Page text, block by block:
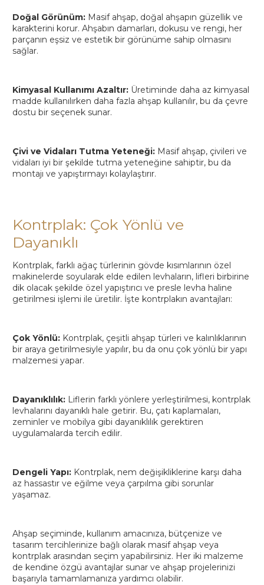
Doğal Görünüm: Masif ahşap, doğal ahşapın güzellik ve
karakterini korur. Ahşabın damarları, dokusu ve rengi, her
parçanın eşsiz ve estetik bir görünüme sahip olmasını
sağlar.
Kimyasal Kullanımı Azaltır: Üretiminde daha az kimyasal
madde kullanılırken daha fazla ahşap kullanılır, bu da çevre
dostu bir seçenek sunar.
Çivi ve Vidaları Tutma Yeteneği: Masif ahşap, çivileri ve
vidaları iyi bir şekilde tutma yeteneğine sahiptir, bu da
montajı ve yapıştırmayı kolaylaştırır.
Kontrplak: Çok Yönlü ve
Dayanıklı
Kontrplak, farklı ağaç türlerinin gövde kısımlarının özel
makinelerde soyularak elde edilen levhaların, lifleri birbirine
dik olacak şekilde özel yapıştırıcı ve presle levha haline
getirilmesi işlemi ile üretilir. İşte kontrplakın avantajları:
Çok Yönlü: Kontrplak, çeşitli ahşap türleri ve kalınlıklarının
bir araya getirilmesiyle yapılır, bu da onu çok yönlü bir yapı
malzemesi yapar.
Dayanıklılık: Liflerin farklı yönlere yerleştirilmesi, kontrplak
levhalarını dayanıklı hale getirir. Bu, çatı kaplamaları,
zeminler ve mobilya gibi dayanıklılık gerektiren
uygulamalarda tercih edilir.
Dengeli Yapı: Kontrplak, nem değişikliklerine karşı daha
az hassastır ve eğilme veya çarpılma gibi sorunlar
yaşamaz.
Ahşap seçiminde, kullanım amacınıza, bütçenize ve
tasarım tercihlerinize bağlı olarak masif ahşap veya
kontrplak arasından seçim yapabilirsiniz. Her iki malzeme
de kendine özgü avantajlar sunar ve ahşap projelerinizi
başarıyla tamamlamanıza yardımcı olabilir.